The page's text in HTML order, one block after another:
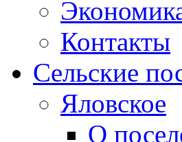
Контакты
Сельские
Яловское
О